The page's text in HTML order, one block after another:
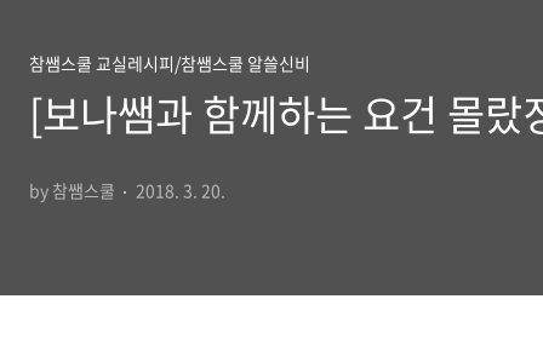
참쌤스쿨 교실레시피/참쌤스쿨 알쓸신비
[보나쌤과 함께하는 요건 몰
by 참쌤스쿨 2018. 3. 20.